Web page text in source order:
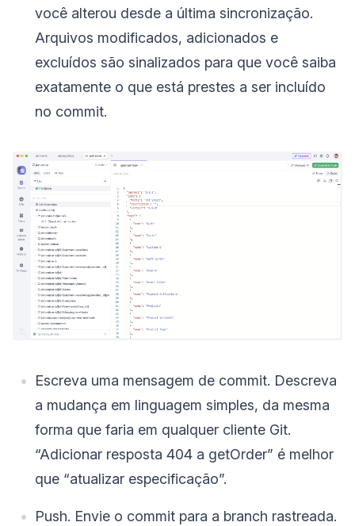
você alterou desde a última sincronização.
Arquivos modificados, adicionados e
excluídos são sinalizados para que você saiba
exatamente o que está prestes a ser incluído
no commit.
Escreva uma mensagem de commit. Descreva
a mudança em linguagem simples, da mesma
forma que faria em qualquer cliente Git.
“Adicionar resposta 404 a getOrder” é melhor
que “atualizar especificação”.
Push. Envie o commit para a branch rastreada.